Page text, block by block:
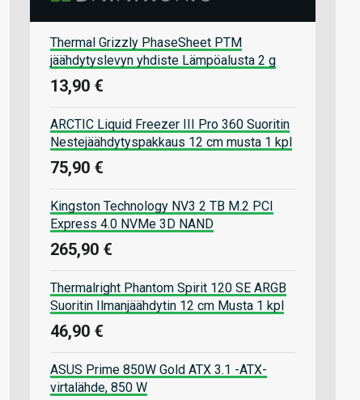
Thermal Grizzly PhaseSheet PTM
jäähdytyslevyn yhdiste Lämpöalusta 2 g
13,90 €
ARCTIC Liquid Freezer III Pro 360 Suoritin
Nestejäähdytyspakkaus 12 cm musta 1 kpl
75,90 €
Kingston Technology NV3 2 TB M.2 PCI
Express 4.0 NVMe 3D NAND
265,90 €
Thermalright Phantom Spirit 120 SE ARGB
Suoritin Ilmanjäähdytin 12 cm Musta 1 kpl
46,90 €
ASUS Prime 850W Gold ATX 3.1 -ATX-
virtalähde, 850 W